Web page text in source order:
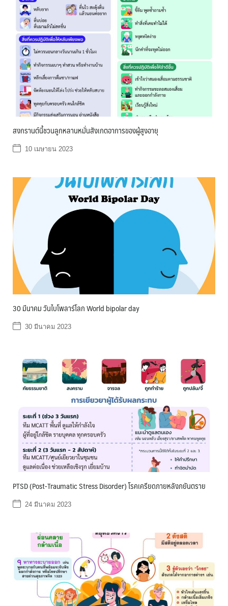
สงกรานต์นี้ชวนลูกหลานหมั่นสังเกตอาการของผู้สูงอายุ
10 เมษายน 2023
30 มีนาคม วันไบโพลาร์โลก World bipolar day
30 มีนาคม 2023
PTSD (Post-Traumatic Stress Disorder) โรคเครียดภายหลังภยันตราย
24 มีนาคม 2023